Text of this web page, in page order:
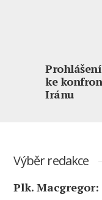
ke
Iránu
Výběr redakce
Plk.